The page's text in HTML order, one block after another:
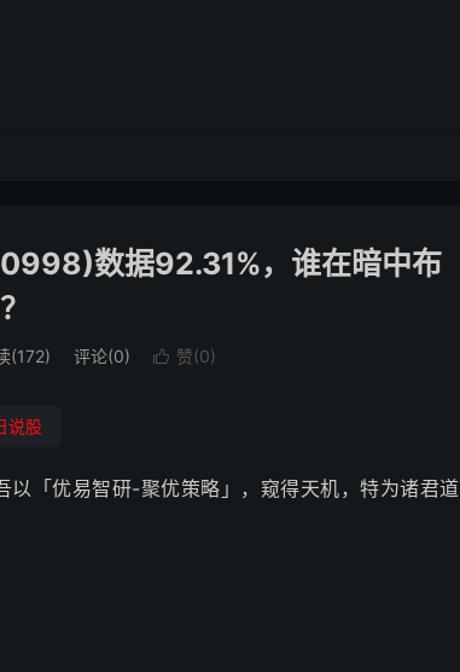
数据92.31%，谁在暗中布
(172) 评论(0)  赞(0)
说股
「优易智研-聚优策略」，窥得天机，特为诸君道